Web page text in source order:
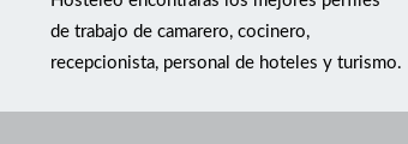
de trabajo de camarero, cocinero,
recepcionista, personal de hoteles y turismo.